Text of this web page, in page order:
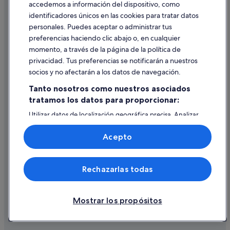
Ayuda
Cancelar un vuelo
Cancelar una reserva de hotel o de un alquiler vacacional
Utilizar un cupón de Expedia
Documentos para viajes internacionales
© 2026 Expedia, Inc., una empresa de Expedia Group. Todos los
derechos reservados. Expedia y el logotipo de Expedia son marcas
comerciales o marcas comerciales registradas de Expedia, Inc.
accedemos a información del dispositivo, como
identificadores únicos en las cookies para tratar datos
personales. Puedes aceptar o administrar tus
preferencias haciendo clic abajo o, en cualquier
momento, a través de la página de la política de
privacidad. Tus preferencias se notificarán a nuestros
socios y no afectarán a los datos de navegación.
Tanto nosotros como nuestros asociados
tratamos los datos para proporcionar:
Utilizar datos de localización geográfica precisa. Analizar
activamente las características del dispositivo para su
identificación. Almacenar la información en un dispositivo
y/o acceder a ella. Publicidad y contenido personalizados,
medición de publicidad y contenido, investigación de
audiencia y desarrollo de servicios.
Lista de asociados (proveedores)
Mostrar los propósitos
Rechazarlas todas
Acepto